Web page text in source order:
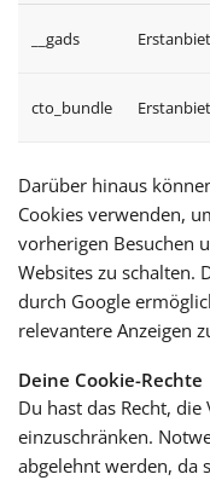
__gads
cto_bundle
Darüber hinaus
Cookies verwenden,
vorherigen Besuchen
Websites zu schalten.
durch Google
relevantere Anzeigen
Deine Cookie-Rechte
Du hast das Recht,
einzuschränken.
abgelehnt werden, da